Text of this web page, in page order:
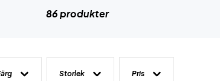
86 produkter
Storlek Pris